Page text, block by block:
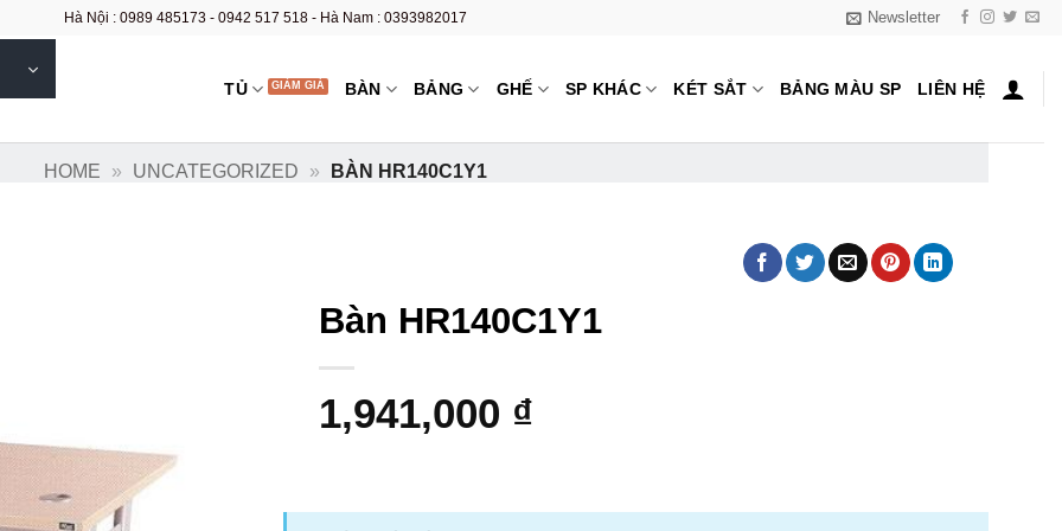
Hà Nội : 0989 485173 - 0942 517 518 - Hà Nam : 0393982017 Newsletter
TỦ BÀN BẢNG GHẾ SP KHÁC KÉT SẮT BẢNG MÀU SP LIÊN HỆ
HOME » UNCATEGORIZED » BÀN HR140C1Y1
Bàn HR140C1Y1
1,941,000 ₫